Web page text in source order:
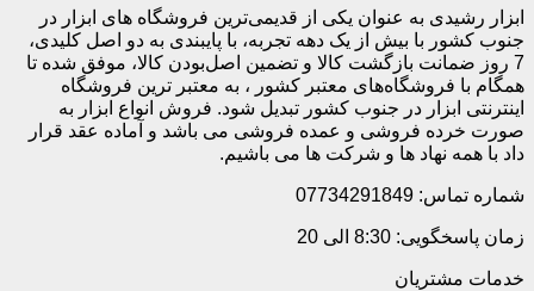
ابزار رشیدی به عنوان یکی از قدیمی‌ترین فروشگاه های ابزار در
جنوب کشور با بیش از یک دهه تجربه، با پایبندی به دو اصل کلیدی،
7 روز ضمانت بازگشت کالا و تضمین اصل‌بودن کالا، موفق شده تا
همگام با فروشگاه‌های معتبر کشور ، به معتبر ترین فروشگاه
اینترنتی ابزار در جنوب کشور تبدیل شود. فروش انواع ابزار به
صورت خرده فروشی و عمده فروشی می باشد و آماده عقد قرار
داد با همه نهاد ها و شرکت ها می باشیم.
شماره تماس: 07734291849
زمان پاسخگویی: 8:30 الی 20
خدمات مشتریان